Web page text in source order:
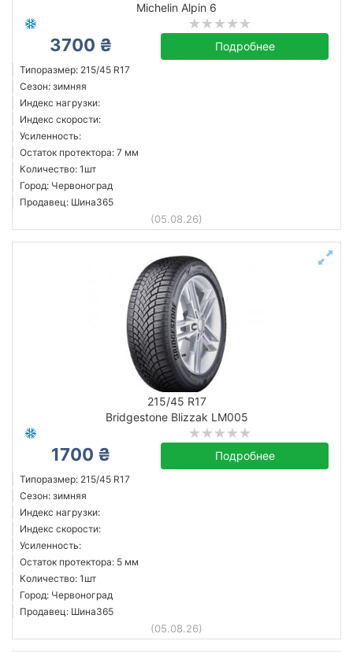
Michelin Alpin 6
3700 ₴ Подробнее
Типоразмер: 215/45 R17
Сезон: зимняя
Индекс нагрузки:
Индекс скорости:
Усиленность:
Остаток протектора: 7 мм
Количество: 1шт
Город: Червоноград
Продавец: Шина365
(05.08.26)
215/45 R17
Bridgestone Blizzak LM005
1700 ₴ Подробнее
Типоразмер: 215/45 R17
Сезон: зимняя
Индекс нагрузки:
Индекс скорости:
Усиленность:
Остаток протектора: 5 мм
Количество: 1шт
Город: Червоноград
Продавец: Шина365
(05.08.26)